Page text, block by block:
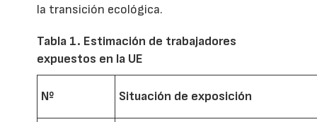
la transición ecológica.
Tabla 1. Estimación de trabajadores
expuestos en la UE
Nº Situación de exposición